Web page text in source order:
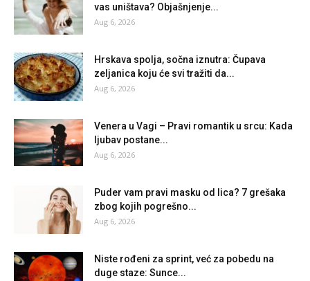
vas uništava? Objašnjenje...
Aug 6, 2026
Hrskava spolja, sočna iznutra: Čupava
zeljanica koju će svi tražiti da...
Aug 6, 2026
Venera u Vagi – Pravi romantik u srcu: Kada
ljubav postane...
Aug 6, 2026
Puder vam pravi masku od lica? 7 grešaka
zbog kojih pogrešno...
Aug 6, 2026
Niste rođeni za sprint, već za pobedu na
duge staze: Sunce...